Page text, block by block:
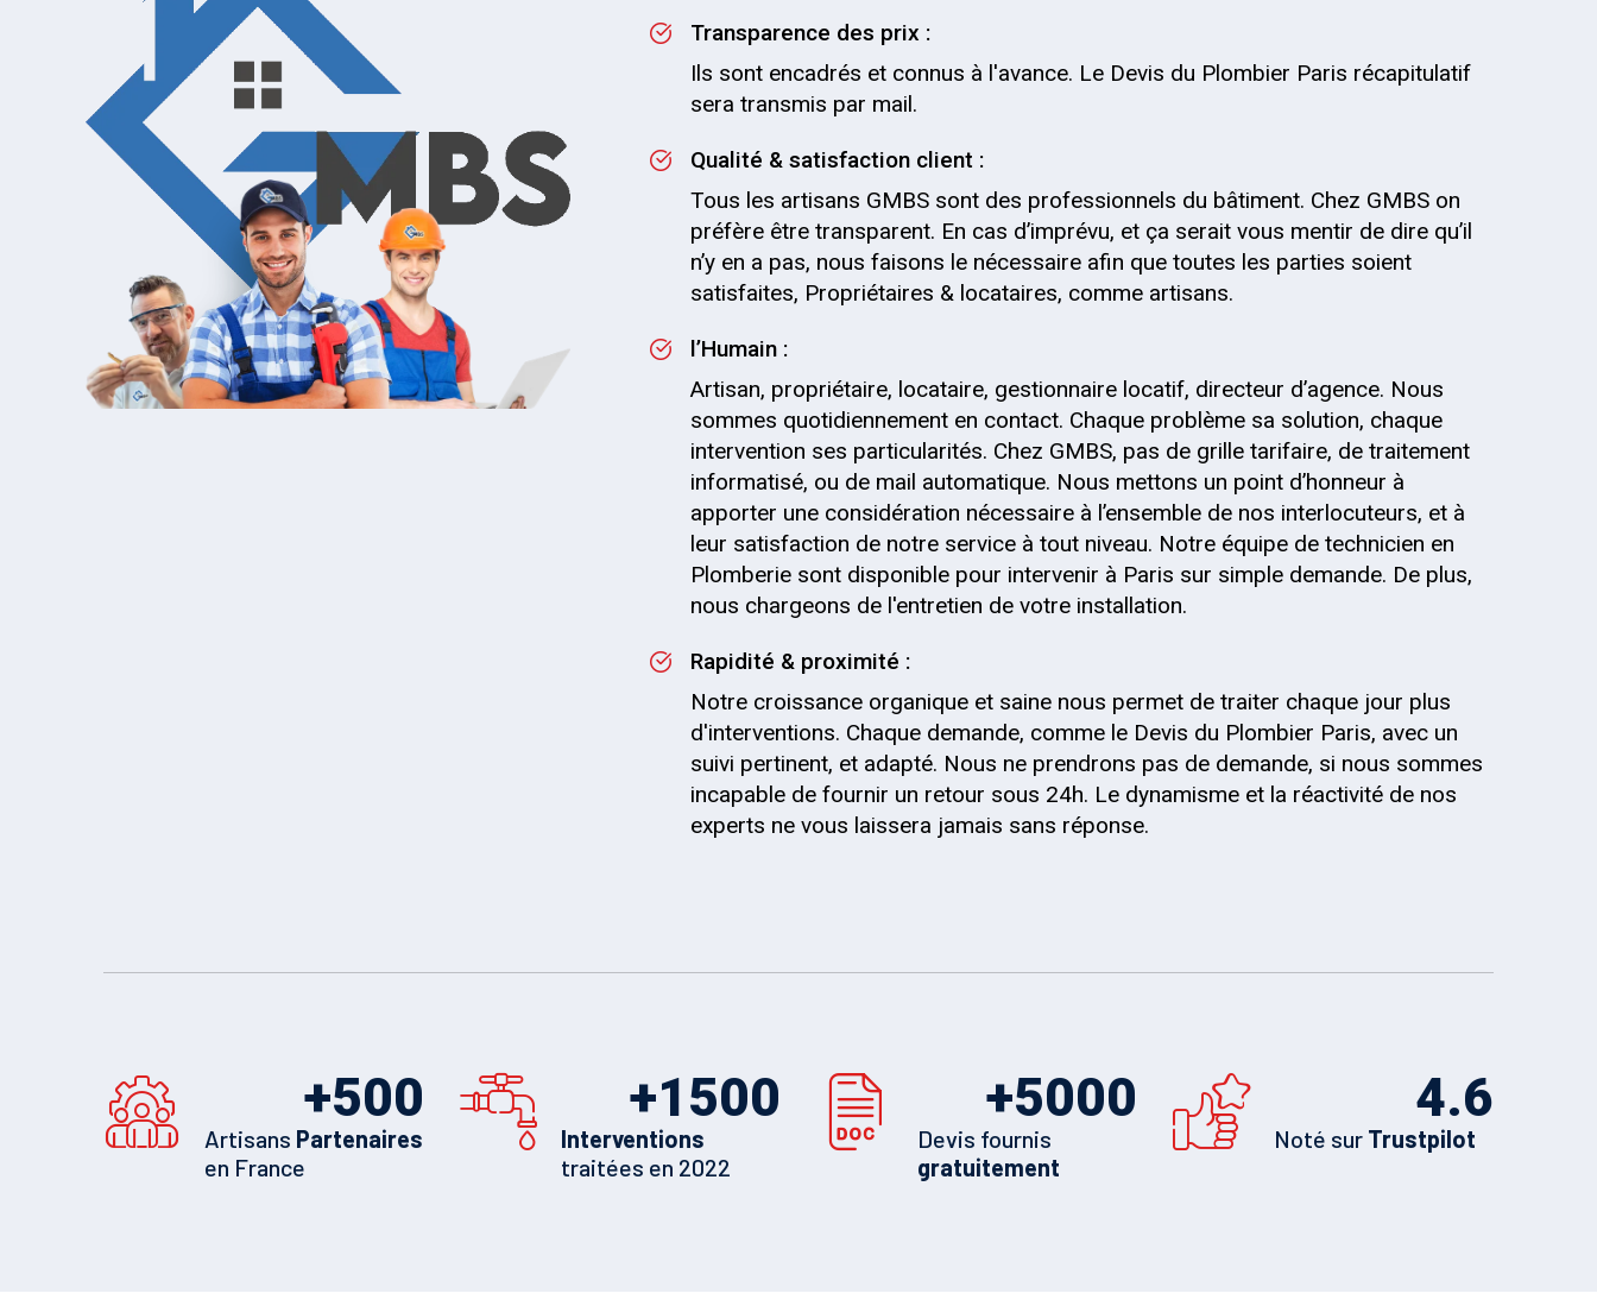
Transparence des prix :
Ils sont encadrés et connus à l'avance. Le Devis du Plombier Paris récapitulatif
sera transmis par mail.
Qualité & satisfaction client :
Tous les artisans GMBS sont des professionnels du bâtiment. Chez GMBS on
préfère être transparent. En cas d’imprévu, et ça serait vous mentir de dire qu’il
n’y en a pas, nous faisons le nécessaire afin que toutes les parties soient
satisfaites, Propriétaires & locataires, comme artisans.
l’Humain :
Artisan, propriétaire, locataire, gestionnaire locatif, directeur d’agence. Nous
sommes quotidiennement en contact. Chaque problème sa solution, chaque
intervention ses particularités. Chez GMBS, pas de grille tarifaire, de traitement
informatisé, ou de mail automatique. Nous mettons un point d’honneur à
apporter une considération nécessaire à l’ensemble de nos interlocuteurs, et à
leur satisfaction de notre service à tout niveau. Notre équipe de technicien en
Plomberie sont disponible pour intervenir à Paris sur simple demande. De plus,
nous chargeons de l'entretien de votre installation.
Rapidité & proximité :
Notre croissance organique et saine nous permet de traiter chaque jour plus
d'interventions. Chaque demande, comme le Devis du Plombier Paris, avec un
suivi pertinent, et adapté. Nous ne prendrons pas de demande, si nous sommes
incapable de fournir un retour sous 24h. Le dynamisme et la réactivité de nos
experts ne vous laissera jamais sans réponse.
500
+
Artisans Partenaires
en France
1500
+
Interventions
traitées en 2022
5000
+
Devis fournis
gratuitement
4.6
Noté sur Trustpilot